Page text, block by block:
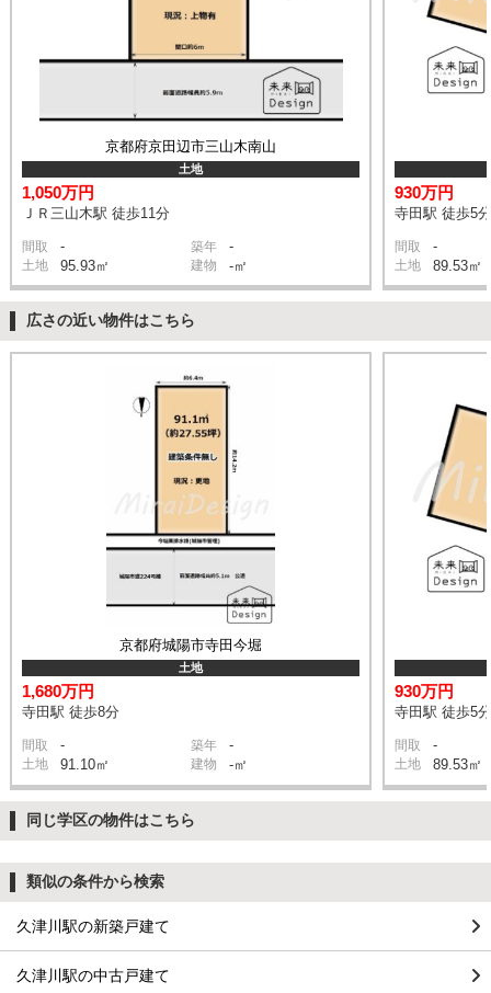
京都府京田辺市三山木南山
土地
1,050万円
ＪＲ三山木駅 徒歩11分
間取 - 築年 -
土地 95.93㎡ 建物 -㎡
930万円
寺田駅 徒歩5分
間取 -
土地 89.53㎡
広さの近い物件はこちら
京都府城陽市寺田今堀
土地
1,680万円
寺田駅 徒歩8分
間取 - 築年 -
土地 91.10㎡ 建物 -㎡
930万円
寺田駅 徒歩5分
間取 -
土地 89.53㎡
同じ学区の物件はこちら
類似の条件から検索
久津川駅の新築戸建て
久津川駅の中古戸建て